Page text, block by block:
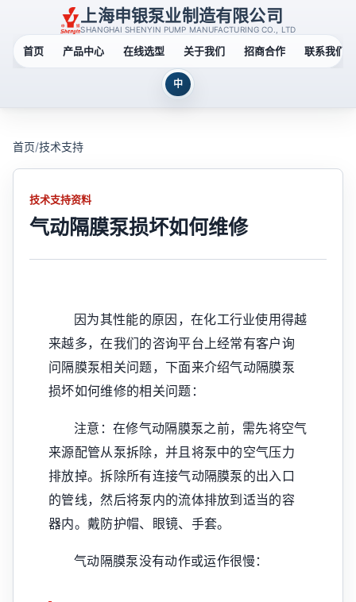
上海申银泵业制造有限公司
SHANGHAI SHENYIN PUMP MANUFACTURING CO., LTD
首页 产品中心 在线选型 关于我们 招商合作 联系我们
中
首页/技术支持
技术支持资料
气动隔膜泵损坏如何维修
因为其性能的原因，在化工行业使用得越
来越多，在我们的咨询平台上经常有客户询
问隔膜泵相关问题，下面来介绍气动隔膜泵
损坏如何维修的相关问题：
注意：在修气动隔膜泵之前，需先将空气
来源配管从泵拆除，并且将泵中的空气压力
排放掉。拆除所有连接气动隔膜泵的出入口
的管线，然后将泵内的流体排放到适当的容
器内。戴防护帽、眼镜、手套。
气动隔膜泵没有动作或运作很慢：